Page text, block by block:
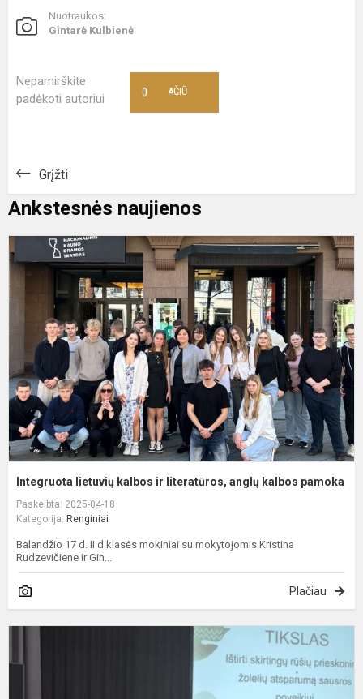
Nuotraukos:
Gintarė Kulbienė
Nepamirškite
padėkoti autoriui
AČIŪ
0
Grįžti
Ankstesnės naujienos
Integruota lietuvių kalbos ir literatūros, anglų kalbos pamoka
Paskelbta: 2025-04-18
Kategorija: Renginiai
Balandžio 17 d. II d klasės mokiniai su mokytojomis Kristina
Rudzevičiene ir Gin...
Plačiau